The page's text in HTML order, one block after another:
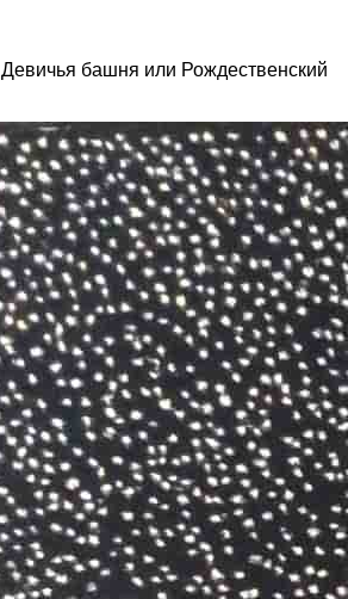
Девичья башня или Рождественский